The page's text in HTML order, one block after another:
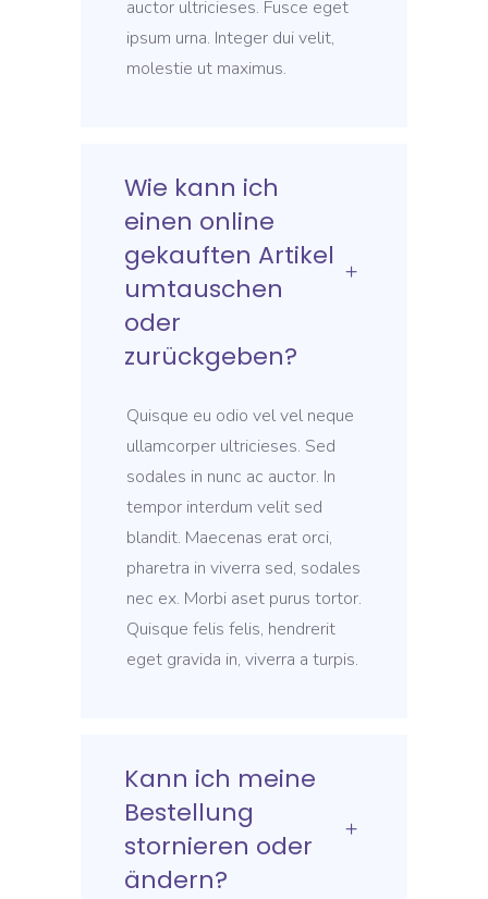
auctor ultricieses. Fusce eget
ipsum urna. Integer dui velit,
molestie ut maximus.
Wie kann ich
einen online
gekauften Artikel
umtauschen
oder
zurückgeben?
Quisque eu odio vel vel neque
ullamcorper ultricieses. Sed
sodales in nunc ac auctor. In
tempor interdum velit sed
blandit. Maecenas erat orci,
pharetra in viverra sed, sodales
nec ex. Morbi aset purus tortor.
Quisque felis felis, hendrerit
eget gravida in, viverra a turpis.
Kann ich meine
Bestellung
stornieren oder
ändern?